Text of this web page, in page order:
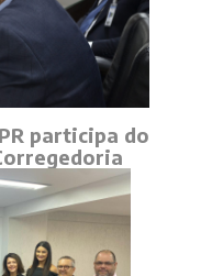
participa do